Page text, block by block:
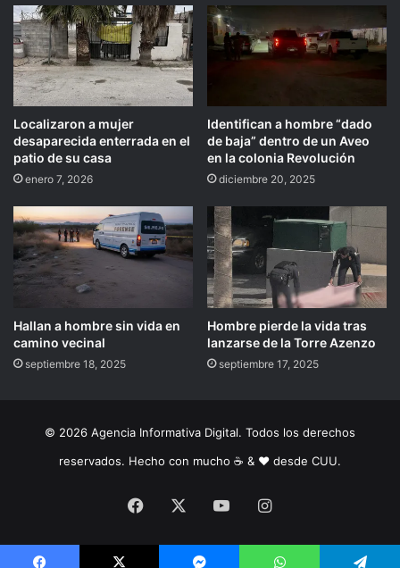
Localizaron a mujer
desaparecida enterrada en el
patio de su casa
enero 7, 2026
Identifican a hombre “dado
de baja” dentro de un Aveo
en la colonia Revolución
diciembre 20, 2025
Hallan a hombre sin vida en
camino vecinal
septiembre 18, 2025
Hombre pierde la vida tras
lanzarse de la Torre Azenzo
septiembre 17, 2025
© 2026 Agencia Informativa Digital. Todos los derechos
reservados. Hecho con mucho ☕️ & ❤️ desde CUU.
Facebook YouTubeInstagram